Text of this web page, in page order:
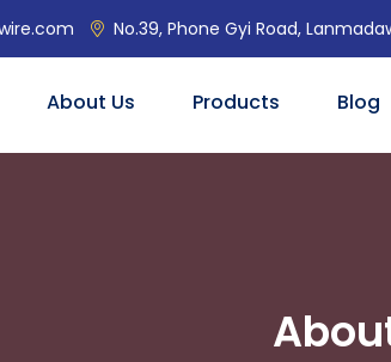
No.39, Phone Gyi Road,
About Us Products Blog